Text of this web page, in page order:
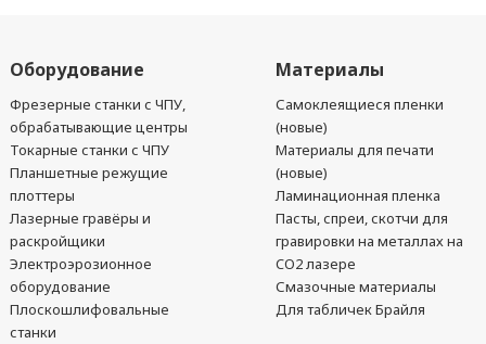
Оборудование
Фрезерные станки с ЧПУ,
обрабатывающие центры
Токарные станки с ЧПУ
Планшетные режущие
плоттеры
Лазерные гравёры и
раскройщики
Электроэрозионное
оборудование
Плоскошлифовальные
станки
Материалы
Самоклеящиеся пленки
(новые)
Материалы для печати
(новые)
Ламинационная пленка
Пасты, спреи, скотчи для
гравировки на металлах на
CO2 лазере
Смазочные материалы
Для табличек Брайля